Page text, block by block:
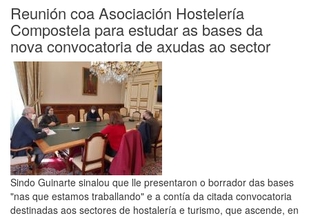
das
axudas
ao
sector
da
hostelería,
restauración
e
turismo
poden
solicitarse
dende
mañá
martes
11
Reunión coa Asociación Hostelería
Compostela para estudar as bases da
nova convocatoria de axudas ao sector
Sindo Guinarte sinalou que lle presentaron o borrador das bases
"nas que estamos traballando" e a contía da citada convocatoria
destinadas aos sectores de hostalería e turismo, que ascende, en